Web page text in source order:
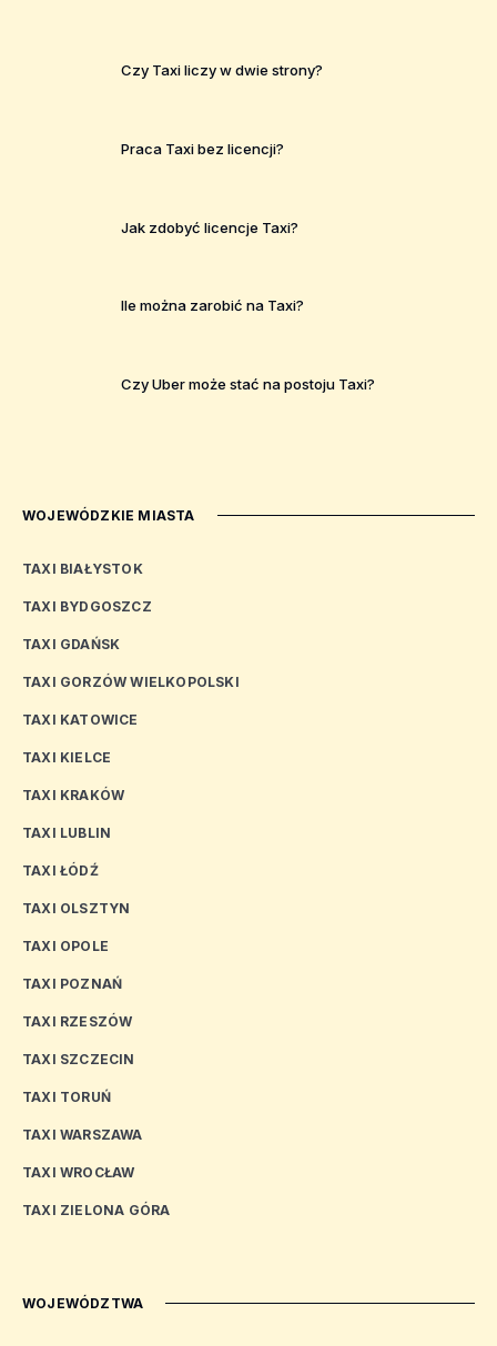
Czy Taxi liczy w dwie strony?
Praca Taxi bez licencji?
Jak zdobyć licencje Taxi?
Ile można zarobić na Taxi?
Czy Uber może stać na postoju Taxi?
WOJEWÓDZKIE MIASTA
TAXI BIAŁYSTOK
TAXI BYDGOSZCZ
TAXI GDAŃSK
TAXI GORZÓW WIELKOPOLSKI
TAXI KATOWICE
TAXI KIELCE
TAXI KRAKÓW
TAXI LUBLIN
TAXI ŁÓDŹ
TAXI OLSZTYN
TAXI OPOLE
TAXI POZNAŃ
TAXI RZESZÓW
TAXI SZCZECIN
TAXI TORUŃ
TAXI WARSZAWA
TAXI WROCŁAW
TAXI ZIELONA GÓRA
WOJEWÓDZTWA